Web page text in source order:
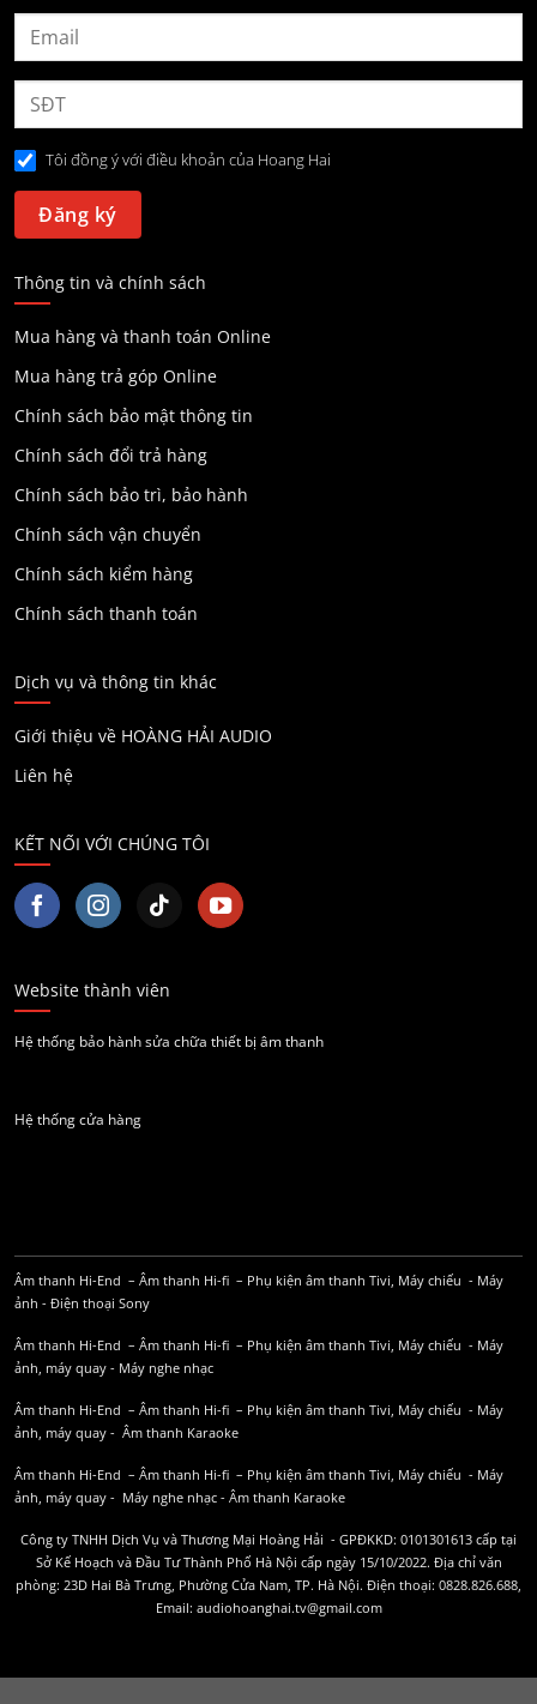
Tôi đồng ý với điều khoản của Hoang Hai
Thông tin và chính sách
Mua hàng và thanh toán Online
Mua hàng trả góp Online
Chính sách bảo mật thông tin
Chính sách đổi trả hàng
Chính sách bảo trì, bảo hành
Chính sách vận chuyển
Chính sách kiểm hàng
Chính sách thanh toán
Dịch vụ và thông tin khác
Giới thiệu về HOÀNG HẢI AUDIO
Liên hệ
KẾT NỐI VỚI CHÚNG TÔI
Website thành viên
Hệ thống bảo hành sửa chữa thiết bị âm thanh
Hệ thống cửa hàng
Âm thanh Hi-End – Âm thanh Hi-fi – Phụ kiện âm thanh Tivi, Máy chiếu - Máy
ảnh - Điện thoại Sony
Âm thanh Hi-End – Âm thanh Hi-fi – Phụ kiện âm thanh Tivi, Máy chiếu - Máy
ảnh, máy quay - Máy nghe nhạc
Âm thanh Hi-End – Âm thanh Hi-fi – Phụ kiện âm thanh Tivi, Máy chiếu - Máy
ảnh, máy quay - Âm thanh Karaoke
Âm thanh Hi-End – Âm thanh Hi-fi – Phụ kiện âm thanh Tivi, Máy chiếu - Máy
ảnh, máy quay - Máy nghe nhạc - Âm thanh Karaoke
Công ty TNHH Dịch Vụ và Thương Mại Hoàng Hải - GPĐKKD: 0101301613 cấp tại
Sở Kế Hoạch và Đầu Tư Thành Phố Hà Nội cấp ngày 15/10/2022. Địa chỉ văn
phòng: 23D Hai Bà Trưng, Phường Cửa Nam, TP. Hà Nội. Điện thoại: 0828.826.688,
Email: audiohoanghai.tv@gmail.com